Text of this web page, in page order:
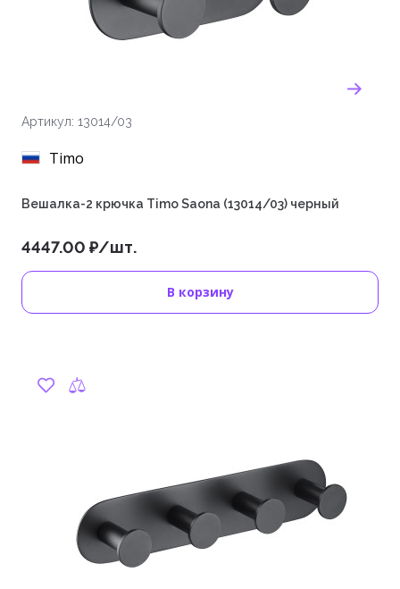
Артикул: 13014/03
Timo
Вешалка-2 крючка Timo Saona (13014/03) черный
4447.00 ₽/шт.
В корзину